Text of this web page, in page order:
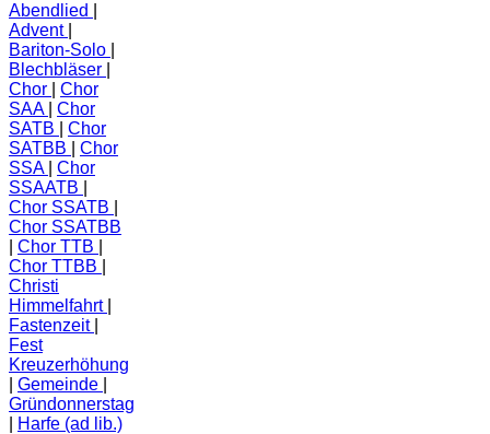
Abendlied
Advent
Bariton-Solo
Blechbläser
Chor
Chor
SAA
Chor
SATB
Chor
SATBB
Chor
SSA
Chor
SSAATB
Chor SSATB
Chor SSATBB
Chor TTB
Chor TTBB
Christi
Himmelfahrt
Fastenzeit
Fest
Kreuzerhöhung
Gemeinde
Gründonnerstag
Harfe (ad lib.)